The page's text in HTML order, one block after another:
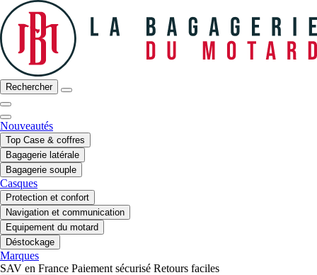
Rechercher
Nouveautés
Top Case & coffres
Bagagerie latérale
Bagagerie souple
Casques
Protection et confort
Navigation et communication
Equipement du motard
Déstockage
Marques
SAV en France Paiement sécurisé Retours faciles